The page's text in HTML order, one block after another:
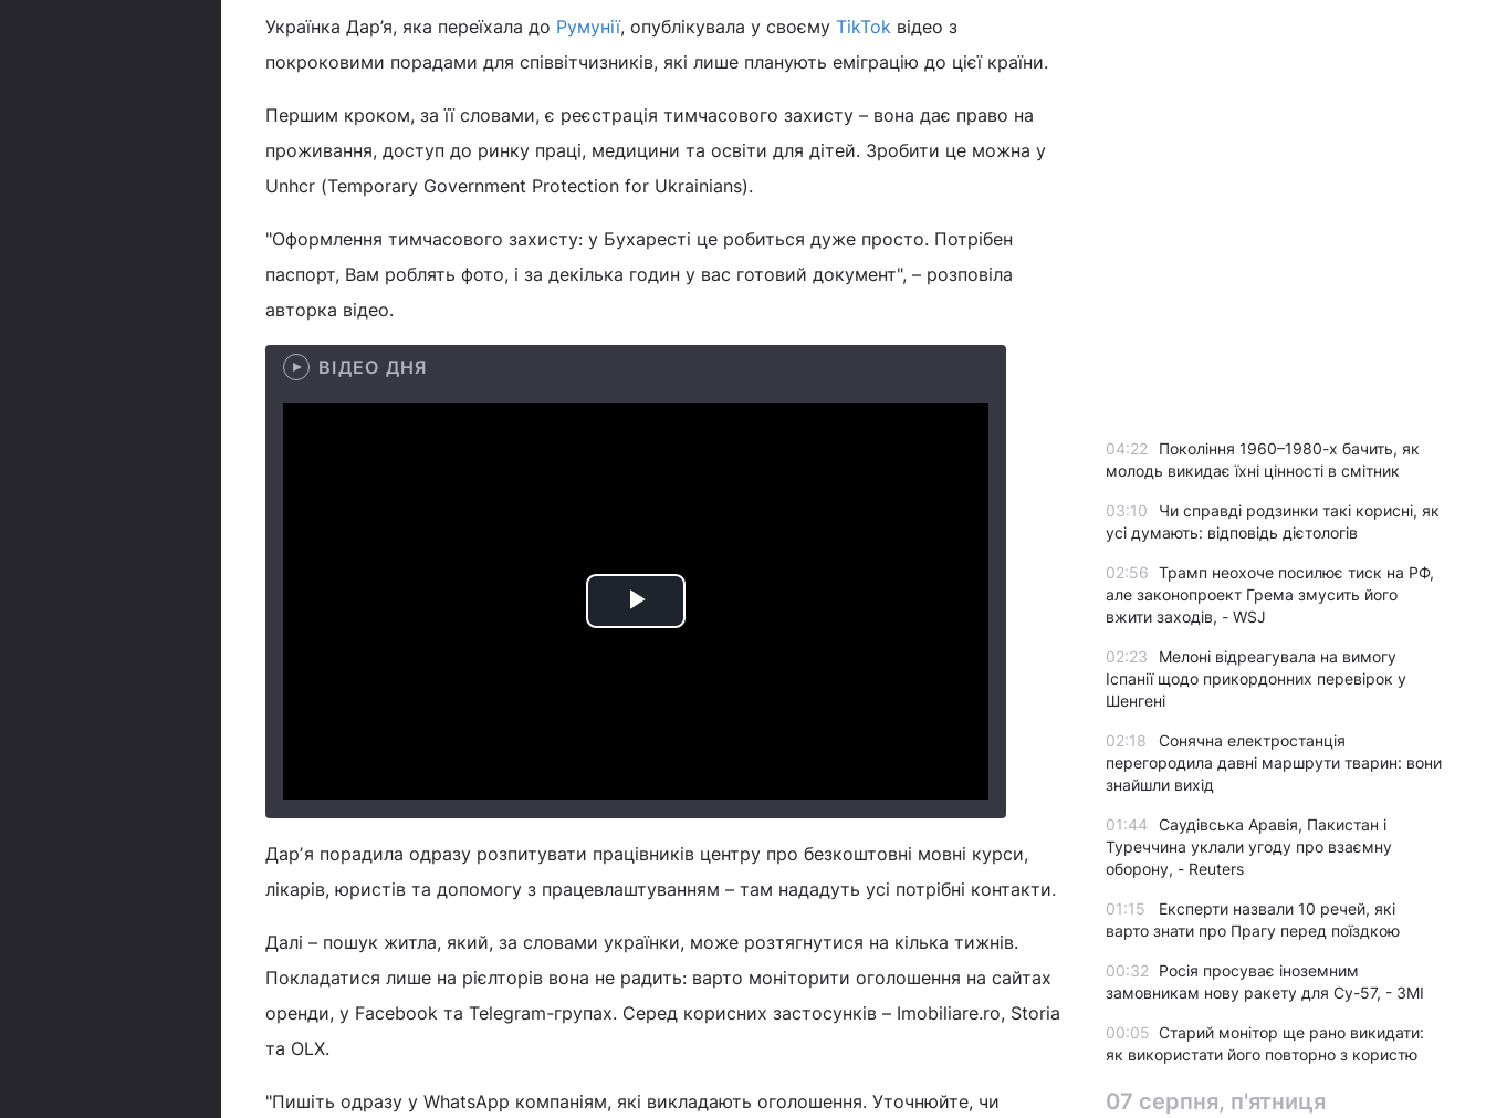
Українка Дар’я, яка переїхала до Румунії, опублікувала у своєму TikTok відео з
покроковими порадами для співвітчизників, які лише планують еміграцію до цієї країни.
Першим кроком, за її словами, є реєстрація тимчасового захисту – вона дає право на
проживання, доступ до ринку праці, медицини та освіти для дітей. Зробити це можна у
Unhcr (Temporary Government Protection for Ukrainians).
"Оформлення тимчасового захисту: у Бухаресті це робиться дуже просто. Потрібен
паспорт, Вам роблять фото, і за декілька годин у вас готовий документ", – розповіла
авторка відео.
ВІДЕО ДНЯ
Play
Дарʼя порадила одразу розпитувати працівників центру про безкоштовні мовні курси,
лікарів, юристів та допомогу з працевлаштуванням – там нададуть усі потрібні контакти.
Далі – пошук житла, який, за словами українки, може розтягнутися на кілька тижнів.
Покладатися лише на рієлторів вона не радить: варто моніторити оголошення на сайтах
оренди, у Facebook та Telegram-групах. Серед корисних застосунків – Іmobiliare.ro, Storia
та OLX.
"Пишіть одразу у WhatsApp компаніям, які викладають оголошення. Уточнюйте, чи
04:22
Покоління 1960–1980-х бачить, як
молодь викидає їхні цінності в смітник
03:10
Чи справді родзинки такі корисні, як
усі думають: відповідь дієтологів
02:56 Трамп неохоче посилює тиск на РФ,
але законопроект Грема змусить його
вжити заходів, - WSJ
02:23
Мелоні відреагувала на вимогу
Іспанії щодо прикордонних перевірок у
Шенгені
02:18
Сонячна електростанція
перегородила давні маршрути тварин: вони
знайшли вихід
01:44
Саудівська Аравія, Пакистан і
Туреччина уклали угоду про взаємну
оборону, - Reuters
01:15
Експерти назвали 10 речей, які
варто знати про Прагу перед поїздкою
00:32
Росія просуває іноземним
замовникам нову ракету для Су-57, - ЗМІ
00:05 Старий монітор ще рано викидати:
як використати його повторно з користю
07 серпня, п'ятниця